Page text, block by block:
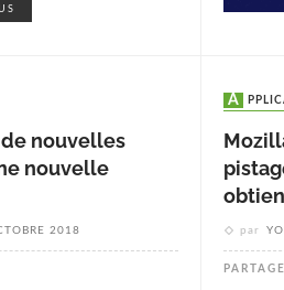
nouvelles
nouvelle
2018 par
PARTAGE